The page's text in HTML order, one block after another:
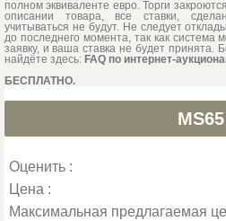
полном эквиваленте евро. Торги
описании товара, все ставки,
учитываться не будут. Не следует
до последнего момента, так как система
заявку, и ваша ставка не будет
найдёте здесь: FAQ по интернет-
БЕСПЛАТНО.
MS65
Оценить :
Цена :
Максимальная предлагаемая